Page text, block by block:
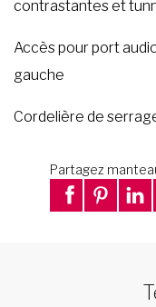
contrastantes et
Accès pour port
gauche
Cordelière de
Partagez